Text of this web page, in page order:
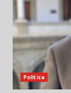
Politica